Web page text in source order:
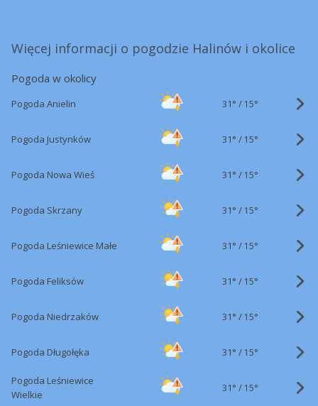
Więcej informacji o pogodzie Halinów i okolice
Pogoda w okolicy
Pogoda Anielin 31° / 15°
Pogoda Justynków 31° / 15°
Pogoda Nowa Wieś 31° / 15°
Pogoda Skrzany 31° / 15°
Pogoda Leśniewice Małe 31° / 15°
Pogoda Feliksów 31° / 15°
Pogoda Niedrzaków 31° / 15°
Pogoda Długołęka 31° / 15°
Pogoda Leśniewice
Wielkie
31° / 15°